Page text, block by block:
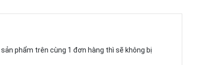
phẩm trên cùng 1 đơn hàng thì sẽ không bị